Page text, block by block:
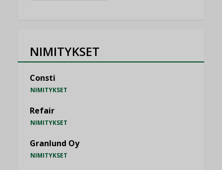
NIMITYKSET
Consti
NIMITYKSET
Refair
NIMITYKSET
Granlund Oy
NIMITYKSET